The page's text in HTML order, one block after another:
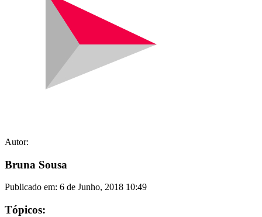
Autor:
Bruna Sousa
Publicado em: 6 de Junho, 2018 10:49
Tópicos: